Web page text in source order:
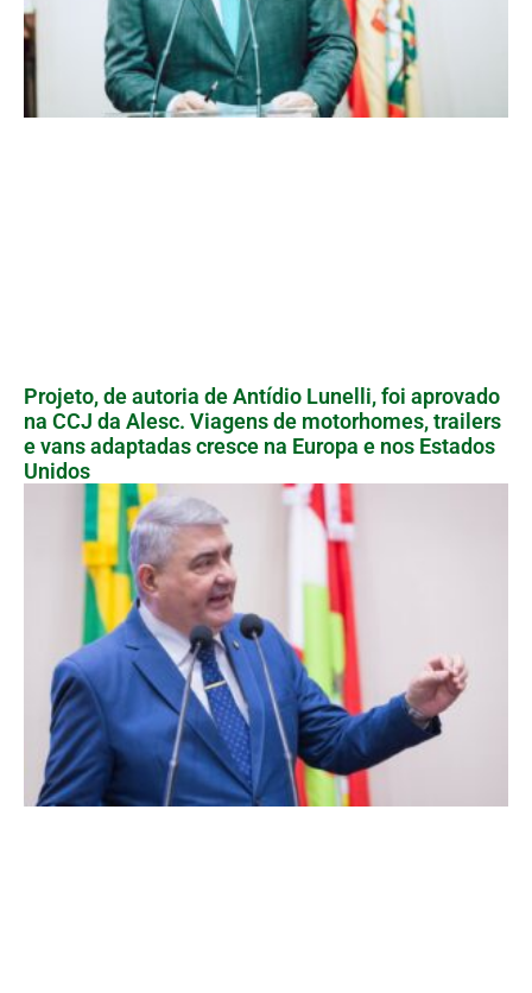
Projeto, de autoria de Antídio Lunelli, foi aprovado
na CCJ da Alesc. Viagens de motorhomes, trailers
e vans adaptadas cresce na Europa e nos Estados
Unidos